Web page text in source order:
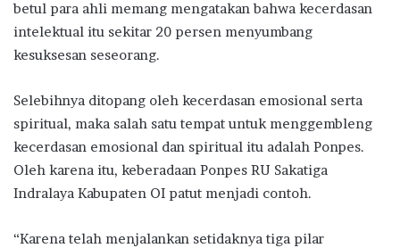
betul para ahli memang mengatakan bahwa kecerdasan
intelektual itu sekitar 20 persen menyumbang
kesuksesan seseorang.
Selebihnya ditopang oleh kecerdasan emosional serta
spiritual, maka salah satu tempat untuk menggembleng
kecerdasan emosional dan spiritual itu adalah Ponpes.
Oleh karena itu, keberadaan Ponpes RU Sakatiga
Indralaya Kabupaten OI patut menjadi contoh.
“Karena telah menjalankan setidaknya tiga pilar